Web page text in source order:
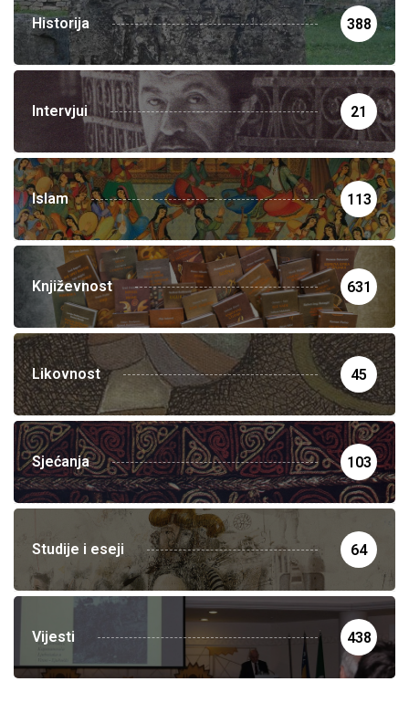
Historija 388
Intervjui 21
Islam 113
Književnost 631
Likovnost 45
Sjećanja 103
Studije i eseji 64
Vijesti 438